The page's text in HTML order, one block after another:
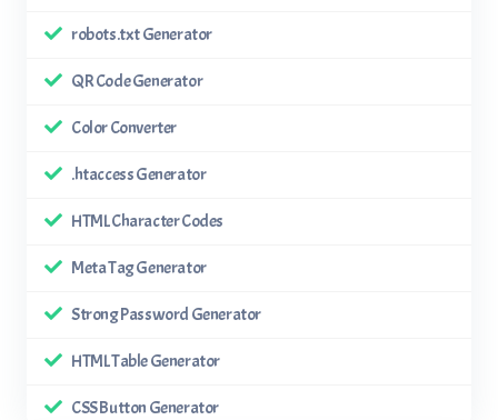
robots.txt Generator
QR Code Generator
Color Converter
.htaccess Generator
HTML Character Codes
Meta Tag Generator
Strong Password Generator
HTML Table Generator
CSS Button Generator